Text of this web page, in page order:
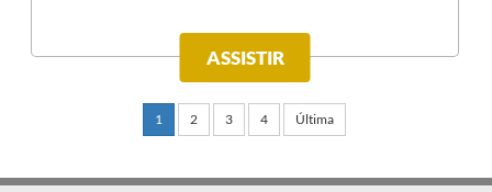
ASSISTIR
1 2 3 4 Última